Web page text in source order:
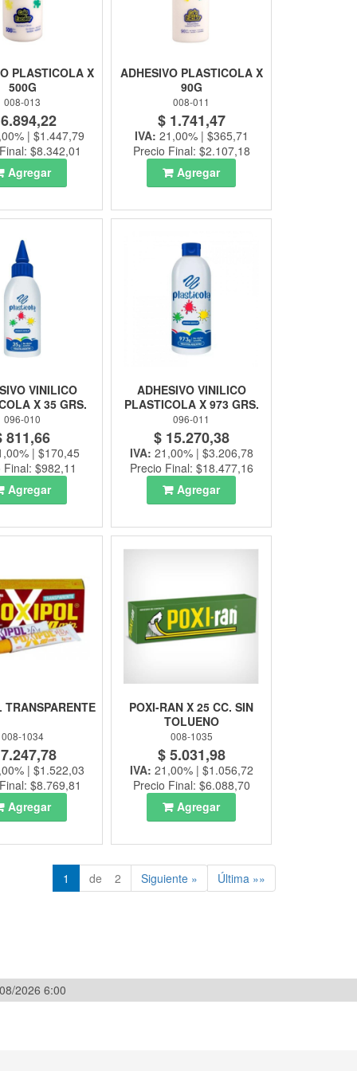
PLASTICOLA X
500G
008-013
| $1.447,79
$8.342,01
Agregar
ADHESIVO PLASTICOLA X
90G
008-011
$ 1.741,47
IVA: 21,00% | $365,71
Precio Final: $2.107,18
Agregar
VINILICO
X 35 GRS.
096-010
811,66
| $170,45
Final: $982,11
Agregar
ADHESIVO VINILICO
PLASTICOLA X 973 GRS.
096-011
$ 15.270,38
IVA: 21,00% | $3.206,78
Precio Final: $18.477,16
Agregar
TRANSPARENTE
008-1034
| $1.522,03
$8.769,81
Agregar
POXI-RAN X 25 CC. SIN
TOLUENO
008-1035
$ 5.031,98
IVA: 21,00% | $1.056,72
Precio Final: $6.088,70
Agregar
1 de 2 Siguiente » Última »»
2026 6:00